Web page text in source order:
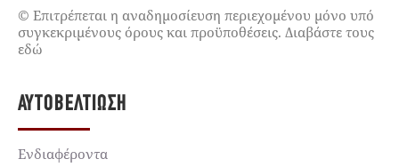
© Επιτρέπεται η αναδημοσίευση περιεχομένου μόνο υπό
συγκεκριμένους όρους και προϋποθέσεις. Διαβάστε τους
εδώ
ΑΥΤΟΒΕΛΤΊΩΣΗ
Ενδιαφέροντα